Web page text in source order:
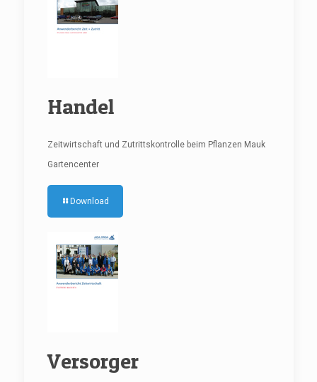
Handel
Zeitwirtschaft und Zutrittskontrolle beim Pflanzen Mauk
Gartencenter
Download
Versorger